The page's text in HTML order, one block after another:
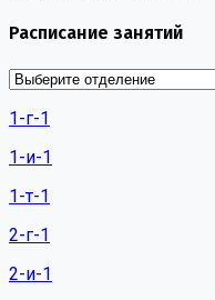
Расписание занятий
1-г-1
1-и-1
1-т-1
2-г-1
2-и-1